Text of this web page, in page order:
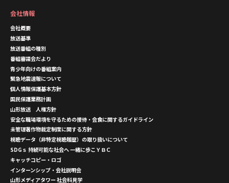
会社情報
会社概要
放送基準
放送番組の種別
番組審議会だより
青少年向けの番組案内
緊急地震速報について
個人情報保護基本方針
国民保護業務計画
山形放送 人権方針
安全な職場環境を守るための接待・会食に関するガイドライン
未管理著作物裁定制度に関する方針
視聴データ（非特定視聴履歴）の取り扱いについて
SDGｓ 持続可能な社会へ 一緒に歩こＹＢＣ
キャッチコピー・ロゴ
インターンシップ・会社説明会
山形メディアタワー 社会科見学